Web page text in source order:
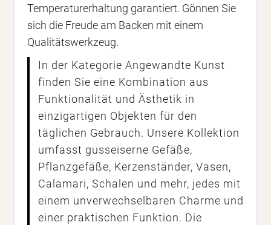
Temperaturerhaltung garantiert. Gönnen Sie
sich die Freude am Backen mit einem
Qualitätswerkzeug.
In der Kategorie Angewandte Kunst
finden Sie eine Kombination aus
Funktionalität und Ästhetik in
einzigartigen Objekten für den
täglichen Gebrauch. Unsere Kollektion
umfasst gusseiserne Gefäße,
Pflanzgefäße, Kerzenständer, Vasen,
Calamari, Schalen und mehr, jedes mit
einem unverwechselbaren Charme und
einer praktischen Funktion. Die